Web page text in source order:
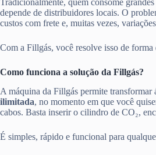
depende de distribuidores locais. O
custos com frete e, muitas vezes,
Com a Fillgás, você resolve isso de
Como funciona a solução da Fillgás?
A máquina da Fillgás permite
ilimitada, no momento em que você
cabos. Basta inserir o cilindro de CO₂,
É simples, rápido e funcional para